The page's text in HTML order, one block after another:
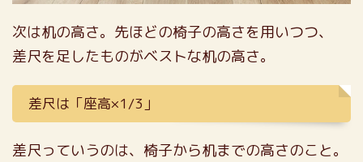
次は机の高さ。先ほどの椅子の高さを用いつつ、
差尺を足したものがベストな机の高さ。
差尺は「座高×1/3」
差尺っていうのは、椅子から机までの高さのこと。